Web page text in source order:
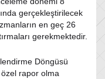
gerçekleştirilecek
en geç 26
gerekmektedir.
Döngüsü
özel rapor olma